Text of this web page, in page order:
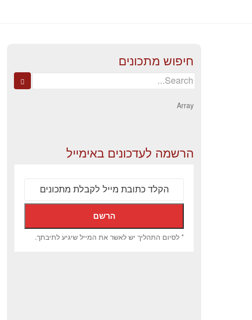
חיפוש מתכונים
Search
Array
הרשמה לעדכונים באימייל
* לסיום התהליך יש לאשר את המייל שיגיע לתיבתך.